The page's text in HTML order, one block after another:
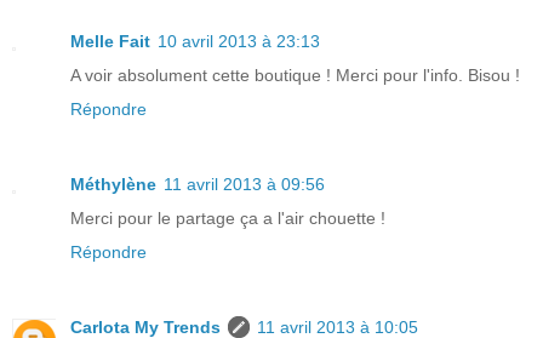
Melle Fait 10 avril 2013 à 23:13
A voir absolument cette boutique ! Merci pour l'info. Bisou !
Répondre
Méthylène 11 avril 2013 à 09:56
Merci pour le partage ça a l'air chouette !
Répondre
Carlota My Trends
11 avril 2013 à 10:05